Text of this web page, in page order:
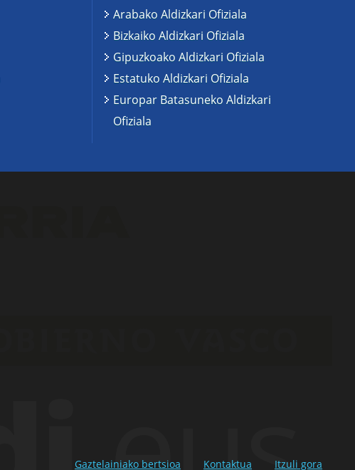
Arabako Aldizkari Ofiziala
Bizkaiko Aldizkari Ofiziala
Gipuzkoako Aldizkari Ofiziala
Estatuko Aldizkari Ofiziala
Europar Batasuneko Aldizkari
Ofiziala
Gaztelainiako bertsioa Kontaktua Itzuli gora